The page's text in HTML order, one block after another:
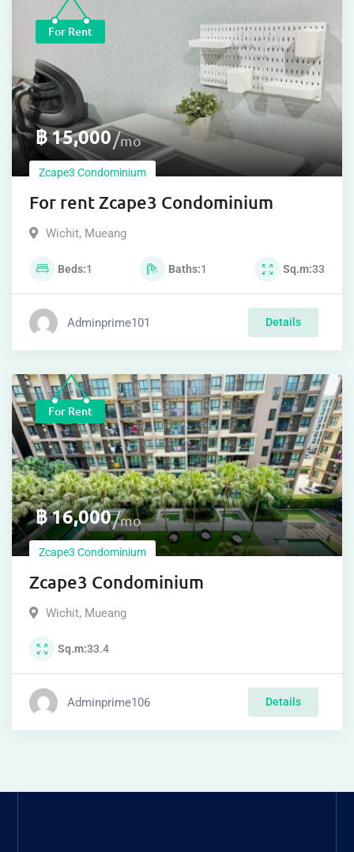
For Rent
฿15,000 mo
Zcape3 Condominium
For rent Zcape3 Condominium
Wichit, Mueang
Beds 1 Baths 1 Sq.m 33
Adminprime101 Details
For Rent
฿16,000 mo
Zcape3 Condominium
Zcape3 Condominium
Wichit, Mueang
Sq.m 33.4
Adminprime106 Details